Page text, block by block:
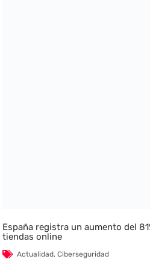
España registra un aumento del
tiendas online
Actualidad,Ciberseguridad